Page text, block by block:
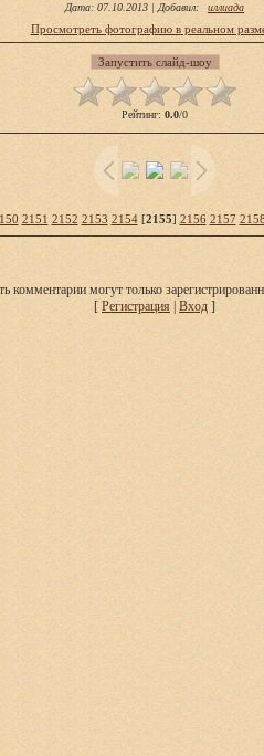
Дата: 07.10.2013 | Добавил: иллиада
Просмотреть фотографию в реальном
Рейтинг: 0.0/0
2151 2152 2153 2154[2155] 2156 2157 2158
комментарии могут только
[ Регистрация Вход ]